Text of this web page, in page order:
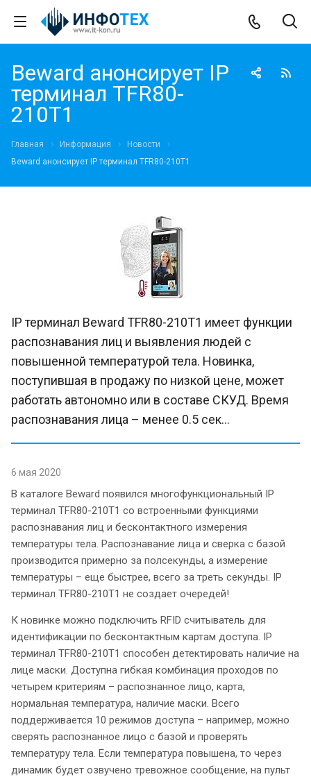
Beward анонсирует IP
терминал TFR80-
210T1
Главная Информация
Новости
Beward анонсирует IP терминал TFR80-210T1
IP терминал Beward TFR80-210T1 имеет функции
распознавания лиц и выявления людей с
повышенной температурой тела. Новинка,
поступившая в продажу по низкой цене, может
работать автономно или в составе СКУД. Время
распознавания лица – менее 0.5 сек...
6 мая 2020
В каталоге Beward появился многофункциональный IP
терминал TFR80-210T1 со встроенными функциями
распознавания лиц и бесконтактного измерения
температуры тела. Распознавание лица и сверка с базой
производится примерно за полсекунды, а измерение
температуры – еще быстрее, всего за треть секунды. IP
терминал TFR80-210T1 не создает очередей!
К новинке можно подключить RFID считыватель для
идентификации по бесконтактным картам доступа. IP
терминал TFR80-210T1 способен детектировать наличие на
лице маски. Доступна гибкая комбинация проходов по
четырем критериям – распознанное лицо, карта,
нормальная температура, наличие маски. Всего
поддерживается 10 режимов доступа – например, можно
сверять распознанное лицо с базой и проверять
температуру тела. Если температура повышена, то через
динамик будет озвучено тревожное сообщение, на пульт